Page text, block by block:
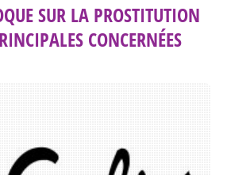
SUR LA PROSTITUTION
CONCERNÉES